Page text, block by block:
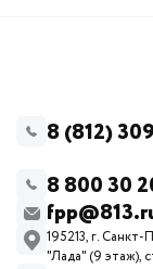
8 (812)
8 800 30
195213, г.
"Лада" (9 этаж),